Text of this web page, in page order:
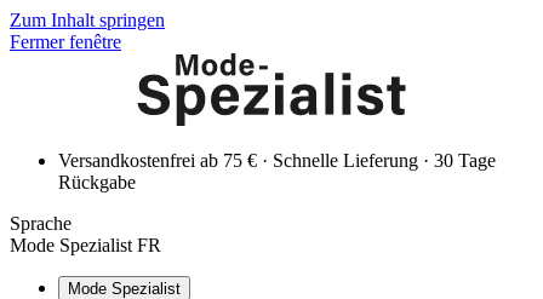
Zum Inhalt springen
Fermer fenêtre
Versandkostenfrei ab 75 € · Schnelle Lieferung · 30 Tage
Rückgabe
Sprache
Mode Spezialist FR
Mode Spezialist